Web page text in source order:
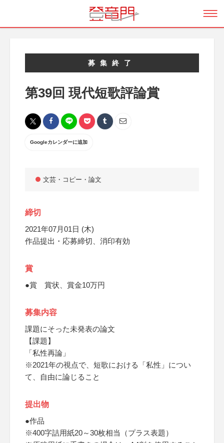
募集終了
第39回 現代短歌評論賞
Googleカレンダーに追加
文芸・コピー・論文
締切
2021年07月01日 (木)
作品提出・応募締切、消印有効
賞
●賞 賞状、賞金10万円
募集内容
課題にそった未発表の論文
【課題】
「私性再論」
※2021年の視点で、短歌における「私性」につい
て、自由に論じること
提出物
●作品
※400字詰用紙20～30枚相当（プラス表題）